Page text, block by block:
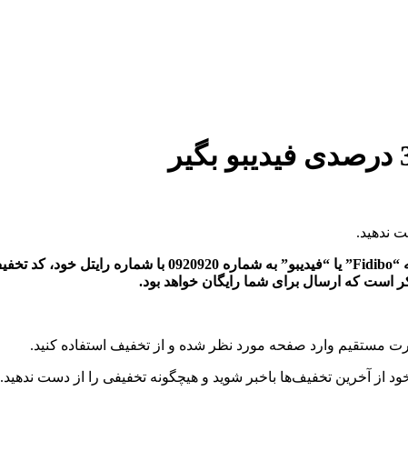
ندهید.
است که ارسال برای شما رایگان خواهد بود.
مستقیم وارد صفحه مورد نظر شده و از تخفیف استفاده کنید.
از آخرین تخفیف‌ها باخبر شوید و هیچگونه تخفیفی را از دست ندهید.